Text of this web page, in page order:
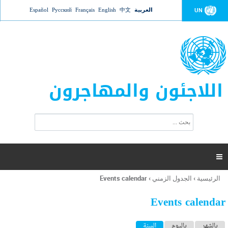
Jump to navigation UN العربية 中文
English
Français
Русский
Español
اللاجئون والمهاجرون
ت
ر
ل
ح
ب

أنت
هنا
الرئيسية › الجدول الزمني ›
Events calendar
Events calendar